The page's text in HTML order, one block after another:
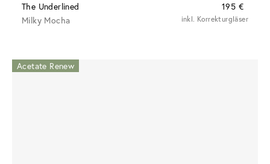
The Underlined
195 €
Milky Mocha
inkl. Korrekturgläser
Acetate Renew